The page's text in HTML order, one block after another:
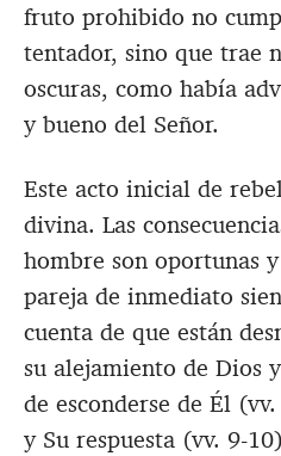
fruto prohibido no
tentador, sino que trae
oscuras, como había
y bueno del Señor.
Este acto inicial de
divina. Las
hombre son oportunas
pareja de inmediato
cuenta de que están
su alejamiento de Dios
de esconderse de Él
y Su respuesta (vv. 9-